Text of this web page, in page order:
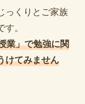
っくりとご家族
。
業」で勉強に関
けてみません